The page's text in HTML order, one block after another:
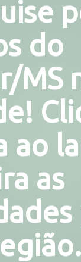
do
MS
ao
as